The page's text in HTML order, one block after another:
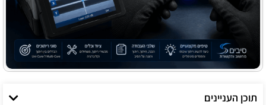
תוכן העניינים